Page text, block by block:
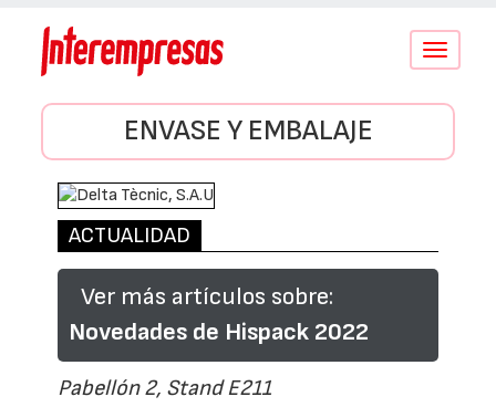
Conmutar
ENVASE Y EMBALAJE
ACTUALIDAD
Ver más artículos sobre:
Novedades de Hispack 2022
Pabellón 2, Stand E211